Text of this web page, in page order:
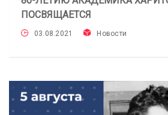
ПОСВЯЩАЕТСЯ
03.08.2021 Новости